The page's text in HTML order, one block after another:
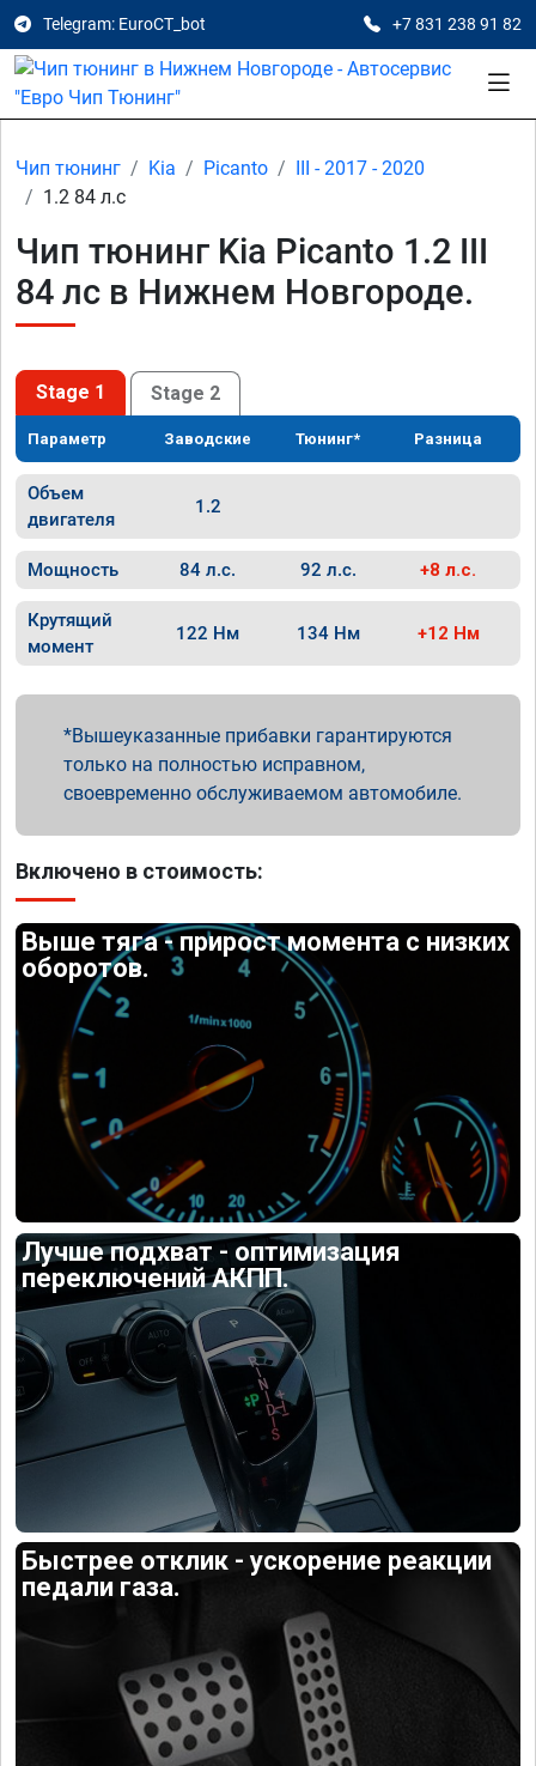
Telegram: EuroCT_bot +7 831 238 91 82
Чип тюнинг Kia Picanto
III - 2017 - 2020
1.2 84 л.с
Чип тюнинг Kia Picanto 1.2 III
84 лс в Нижнем Новгороде.
Stage 1 Stage 2
Параметр Заводские Тюнинг* Разница
Объем
двигателя
1.2
Мощность 84 л.с. 92 л.с. +8 л.с.
Крутящий
момент
122 Нм 134 Нм +12 Нм
Вышеуказанные прибавки гарантируются
только на полностью исправном,
своевременно обслуживаемом автомобиле.
Включено в стоимость:
Выше тяга - прирост момента с низких
оборотов.
Лучше подхват - оптимизация
переключений АКПП.
Быстрее отклик - ускорение реакции
педали газа.